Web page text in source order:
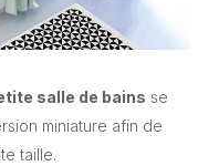
salle de bains se
miniature afin de
taille.